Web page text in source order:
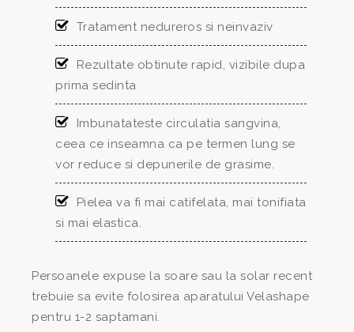
Tratament nedureros si neinvaziv
Rezultate obtinute rapid, vizibile dupa
prima sedinta
Imbunatateste circulatia sangvina,
ceea ce inseamna ca pe termen lung se
vor reduce si depunerile de grasime.
Pielea va fi mai catifelata, mai tonifiata
si mai elastica.
Persoanele expuse la soare sau la solar recent
trebuie sa evite folosirea aparatului Velashape
pentru 1-2 saptamani.